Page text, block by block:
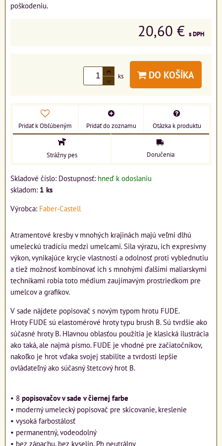
poškodeniu.
20,60 € s DPH
ks DO KOŠÍKA
Pridať k Obľúbeným Pridať do zoznamu Otázka k produktu
Strážny pes Doručenia
Skladové číslo: Dostupnosť: hneď k odoslaniu
skladom: 1 ks
Výrobca: Faber-Castell
Atramentové kresby v mnohých krajinách majú veľmi dlhú
umeleckú tradíciu medzi umelcami. Sila výrazu, ich expresívny
výkon, vynikajúce krycie vlastnosti a odolnosť proti vyblednutiu
a tiež možnosť kombinovať ich s mnohými ďalšími maliarskymi
technikami robia toto médium zaujímavým prostriedkom pre
umelcov a grafikov.
V sade nájdete popisovač s novým typom hrotu FUDE.
Hroty FUDE sú elastomérové hroty typu brush B. Sú tvrdšie ako
súčasné hroty B. Hlavnou oblasťou použitia je klasická ilustrácia
ako taká, ale najmä písmo. FUDE je vhodné pre začiatočníkov,
nakoľko je hrot vďaka svojej stabilite a tvrdosti lepšie
ovládateľný ako súčasný štetcový hrot B.
• 8 popisovačov v sade v čiernej farbe
• moderný umelecký popisovač pre skicovanie, kreslenie
• vysoká farbostálosť
• permanentný, vodeodolný
• bez zápachu, bez kyselín, Ph neutrálny